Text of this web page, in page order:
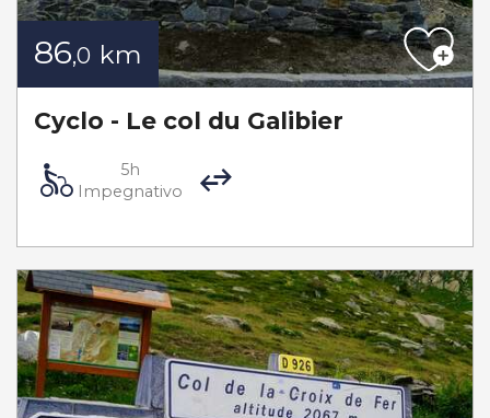
86,0 km
Cyclo - Le col du Galibier
5h
Impegnativo